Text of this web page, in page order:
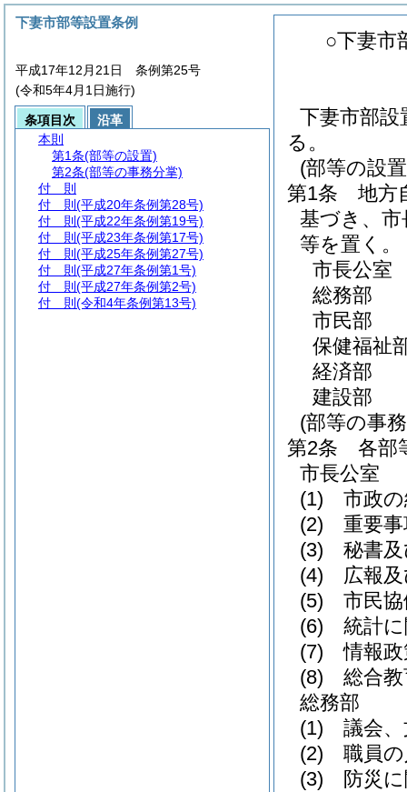
○下妻市
下妻市部設
る。
(部等の設
第1条
地方
基づき、
等を置く。
市長公室
総務部
市民部
保健福祉
経済部
建設部
(部等の事
第2条
各部
市長公室
(1) 市政の
(2) 重要事
(3) 秘書及
(4) 広報及
(5) 市民協
(6) 統計に
(7) 情報政
(8) 総合教
総務部
(1) 議会、
(2) 職員の
(3) 防災に
下妻市部等設置条例
平成17年12月21日 条例第25号
(令和5年4月1日施行)
条項目次
沿革
本則
第1条(部等の設置)
第2条(部等の事務分掌)
付 則
付 則 (平成20年条例第28号)
付 則 (平成22年条例第19号)
付 則 (平成23年条例第17号)
付 則 (平成25年条例第27号)
付 則 (平成27年条例第1号)
付 則 (平成27年条例第2号)
付 則 (令和4年条例第13号)